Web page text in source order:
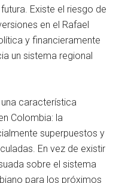
Existe el riesgo de
en el Rafael
y financieramente
un sistema regional
característica
Colombia: la
superpuestos y
En vez de existir
sobre el sistema
para los próximos